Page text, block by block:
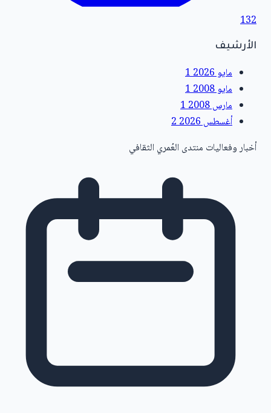
132
الأرشيف
مايو 2026
1
مايو 2008
1
مارس 2008
1
أغسطس 2026
2
أخبار وفعاليات منتدى العُمري الثقافي